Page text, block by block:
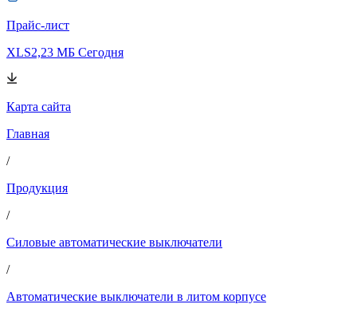
Прайс-лист
XLS2,23 МБ Сегодня
Карта сайта
Главная
/
Продукция
/
Силовые автоматические выключатели
/
Автоматические выключатели в литом корпусе